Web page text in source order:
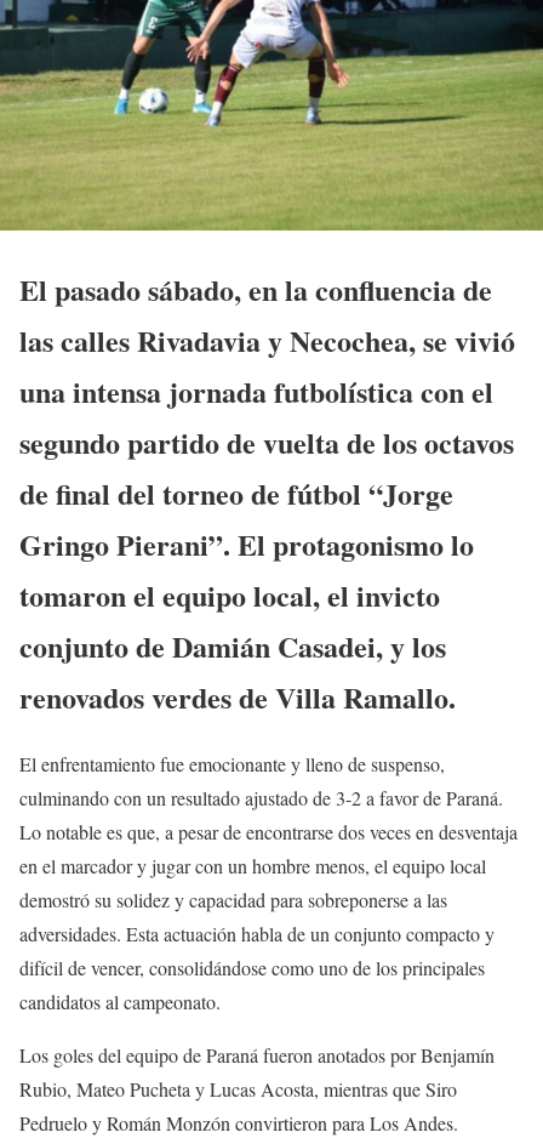
El pasado sábado, en la confluencia de
las calles Rivadavia y Necochea, se vivió
una intensa jornada futbolística con el
segundo partido de vuelta de los octavos
de final del torneo de fútbol “Jorge
Gringo Pierani”. El protagonismo lo
tomaron el equipo local, el invicto
conjunto de Damián Casadei, y los
renovados verdes de Villa Ramallo.
El enfrentamiento fue emocionante y lleno de suspenso,
culminando con un resultado ajustado de 3-2 a favor de Paraná.
Lo notable es que, a pesar de encontrarse dos veces en desventaja
en el marcador y jugar con un hombre menos, el equipo local
demostró su solidez y capacidad para sobreponerse a las
adversidades. Esta actuación habla de un conjunto compacto y
difícil de vencer, consolidándose como uno de los principales
candidatos al campeonato.
Los goles del equipo de Paraná fueron anotados por Benjamín
Rubio, Mateo Pucheta y Lucas Acosta, mientras que Siro
Pedruelo y Román Monzón convirtieron para Los Andes.